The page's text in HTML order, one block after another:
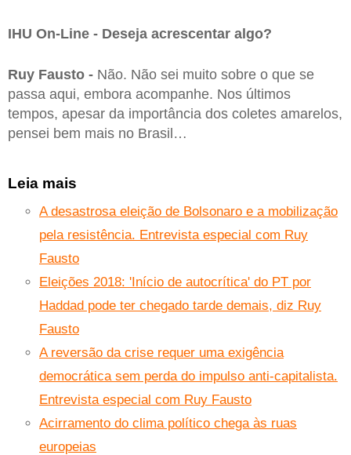
IHU On-Line - Deseja acrescentar algo?
Ruy Fausto - Não. Não sei muito sobre o que se
passa aqui, embora acompanhe. Nos últimos
tempos, apesar da importância dos coletes amarelos,
pensei bem mais no Brasil…
Leia mais
A desastrosa eleição de Bolsonaro e a mobilização
pela resistência. Entrevista especial com Ruy
Fausto
Eleições 2018: 'Início de autocrítica' do PT por
Haddad pode ter chegado tarde demais, diz Ruy
Fausto
A reversão da crise requer uma exigência
democrática sem perda do impulso anti-capitalista.
Entrevista especial com Ruy Fausto
Acirramento do clima político chega às ruas
europeias